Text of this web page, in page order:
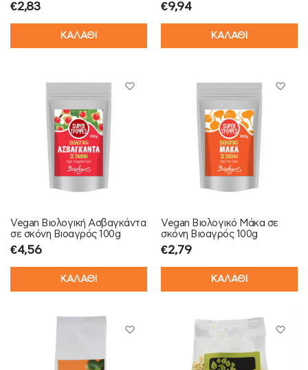
€2,83
ΚΑΛΑΘΙ
€9,94
ΚΑΛΑΘΙ
Vegan Βιολογική Ασβαγκάντα
σε σκόνη Βιοαγρός 100g
€4,56
ΚΑΛΑΘΙ
Vegan Βιολογικό Μάκα σε
σκόνη Βιοαγρός 100g
€2,79
ΚΑΛΑΘΙ